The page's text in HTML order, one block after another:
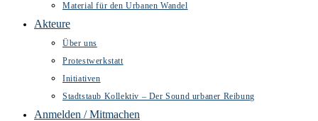
Material für den Urbanen Wandel
Akteure
Über uns
Protestwerkstatt
Initiativen
Stadtstaub Kollektiv – Der Sound urbaner Reibung
Anmelden / Mitmachen